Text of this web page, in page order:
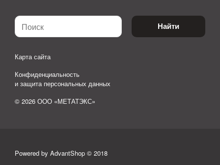
Найти
Карта сайта
Конфиденциальность
и защита персональных данных
© 2026 ООО «МЕТАТЭКС»
Powered by AdvantShop © 2018